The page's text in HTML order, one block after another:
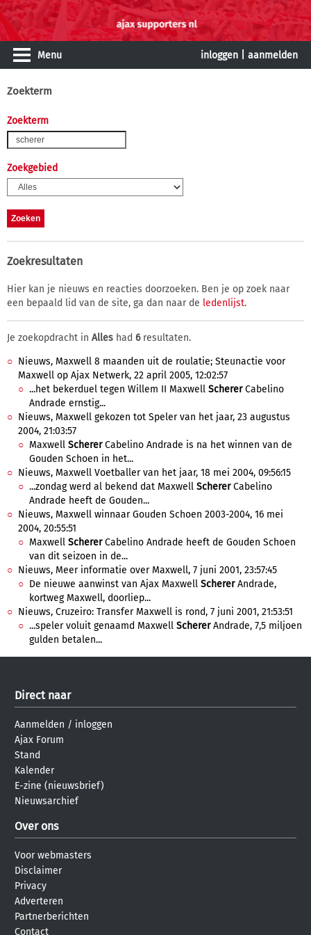
Menu inloggen aanmelden
Zoekterm
Zoekterm
Zoekgebied
Zoekresultaten
Hier kan je nieuws en reacties doorzoeken. Ben je op zoek naar
een bepaald lid van de site, ga dan naar de ledenlijst.
Je zoekopdracht in Alles had 6resultaten.
Nieuws, Maxwell 8 maanden uit de roulatie; Steunactie voor
Maxwell op Ajax Netwerk, 22 april 2005, 12:02:57
...het bekerduel tegen Willem II Maxwell SchererCabelino
Andrade ernstig...
Nieuws, Maxwell gekozen tot Speler van het jaar, 23 augustus
2004, 21:03:57
Maxwell SchererCabelino Andrade is na het winnen van de
Gouden Schoen in het...
Nieuws, Maxwell Voetballer van het jaar, 18 mei 2004, 09:56:15
...zondag werd al bekend dat Maxwell SchererCabelino
Andrade heeft de Gouden...
Nieuws, Maxwell winnaar Gouden Schoen 2003-2004, 16 mei
2004, 20:55:51
Maxwell SchererCabelino Andrade heeft de Gouden Schoen
van dit seizoen in de...
Nieuws, Meer informatie over Maxwell, 7 juni 2001, 23:57:45
De nieuwe aanwinst van Ajax Maxwell SchererAndrade,
kortweg Maxwell, doorliep...
Nieuws, Cruzeiro: Transfer Maxwell is rond, 7 juni 2001, 21:53:51
...speler voluit genaamd Maxwell SchererAndrade, 7,5 miljoen
gulden betalen...
Direct naar
Aanmelden / inloggen
Ajax Forum
Stand
Kalender
E-zine (nieuwsbrief)
Nieuwsarchief
Over ons
Voor webmasters
Disclaimer
Privacy
Adverteren
Partnerberichten
Contact